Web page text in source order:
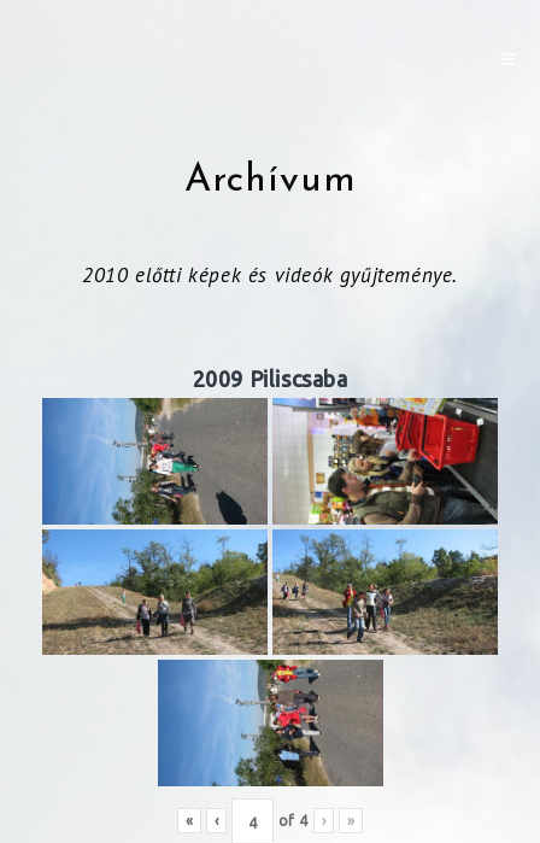
Archívum
2010 előtti képek és videók gyűjteménye.
2009 Piliscsaba
« ‹ of 4 › »